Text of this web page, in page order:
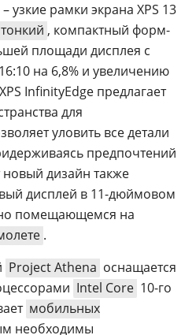
узкие рамки экрана XPS 13
тонкий , компактный форм-
площади дисплея с
на 6,8% и увеличению
InfinityEdge предлагает
для
уловить все детали
предпочтений
новый дизайн также
дисплей в 11-дюймовом
помещающемся на
.
Project Athena оснащается
Intel Core 10-го
мобильных
необходимы